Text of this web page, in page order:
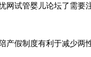
网试管婴儿论坛了需要
产假制度有利于减少两